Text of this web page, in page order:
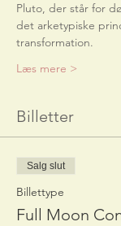
Pluto, der står for
det arketypiske
transformation.
Læs mere >
Billetter
Salg slut
Billettype
Full Moon